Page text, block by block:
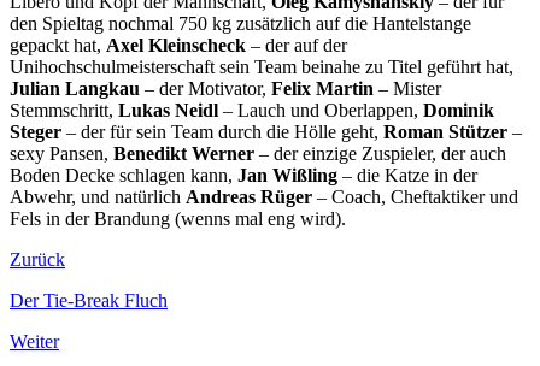
den Spieltag nochmal 750 kg zusätzlich auf die Hantelstange
gepackt hat, Axel Kleinscheck – der auf der
Unihochschulmeisterschaft sein Team beinahe zu Titel geführt hat,
Julian Langkau – der Motivator, Felix Martin – Mister
Stemmschritt, Lukas Neidl – Lauch und Oberlappen, Dominik
Steger – der für sein Team durch die Hölle geht, Roman Stützer –
sexy Pansen, Benedikt Werner – der einzige Zuspieler, der auch
Boden Decke schlagen kann, Jan Wißling – die Katze in der
Abwehr, und natürlich Andreas Rüger – Coach, Cheftaktiker und
Fels in der Brandung (wenns mal eng wird).
Zurück
Der Tie-Break Fluch
Weiter